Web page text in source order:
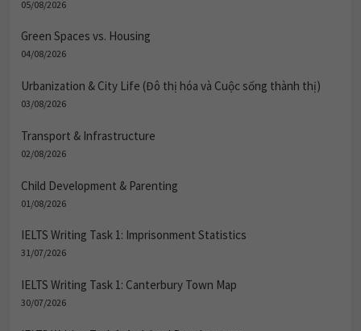
05/08/2026
Green Spaces vs. Housing
04/08/2026
Urbanization & City Life (Đô thị hóa và Cuộc sống thành thị)
03/08/2026
Transport & Infrastructure
02/08/2026
Child Development & Parenting
01/08/2026
IELTS Writing Task 1: Imprisonment Statistics
31/07/2026
IELTS Writing Task 1: Canterbury Town Map
30/07/2026